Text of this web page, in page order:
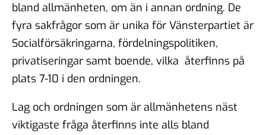
bland allmänheten, om än i annan ordning. De
fyra sakfrågor som är unika för Vänsterpartiet är
Socialförsäkringarna, fördelningspolitiken,
privatiseringar samt boende, vilka återfinns på
plats 7-10 i den ordningen.
Lag och ordningen som är allmänhetens näst
viktigaste fråga återfinns inte alls bland